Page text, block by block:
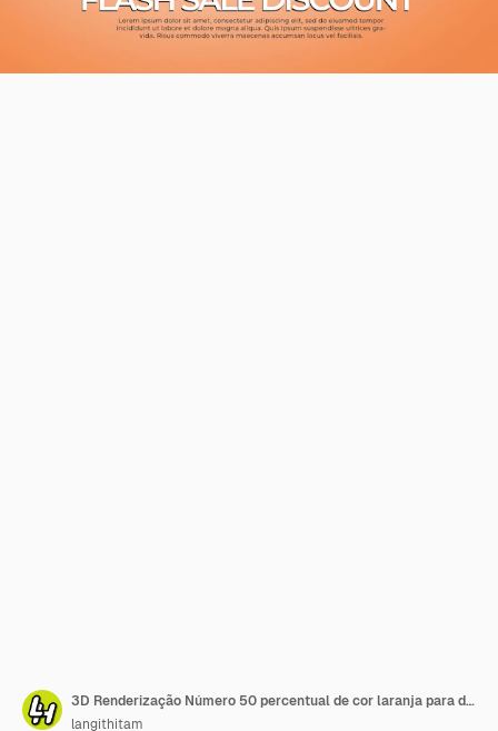
3D Renderização Número 50 percentual de cor laranja para desconto de venda
langithitam